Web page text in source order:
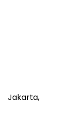
Jakarta,